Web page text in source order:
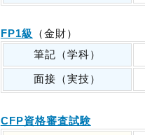
FP1級
（金財）
筆記（学科）
面接（実技）
CFP資格審査試験